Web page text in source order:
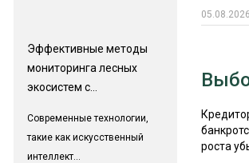
Эффективные методы
мониторинга лесных
экосистем с...
Современные технологии,
такие как искусственный
интеллект...
05.08.2026
роста